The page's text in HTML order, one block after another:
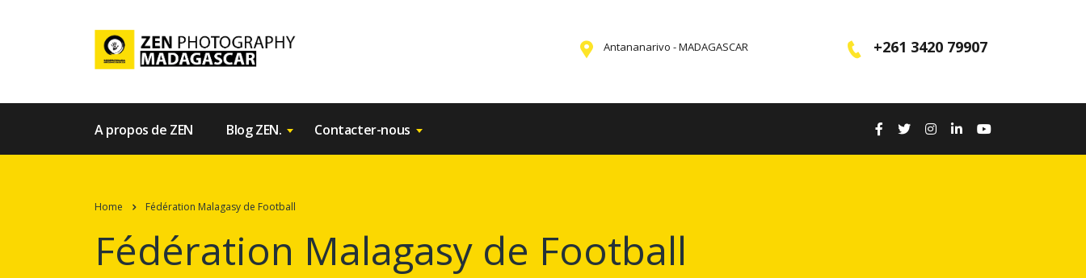
+261 3420 79907
Antananarivo - MADAGASCAR
A propos de ZEN Blog ZEN. Contacter-nous
Home Fédération Malagasy de Football
Fédération Malagasy de Football